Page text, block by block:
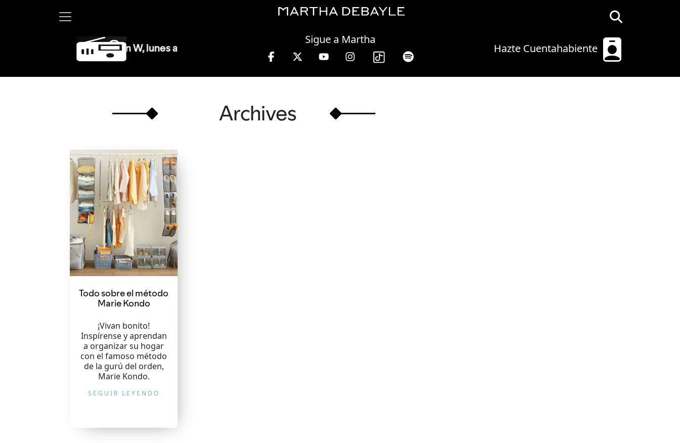
Hazte Cuentahabiente
Sigue a Martha
Martha Debayle en W, lunes a viernes de 10 a 13 hrs.
Archives
Todo sobre el método
Marie Kondo
¡Vivan bonito!
Inspírense y aprendan
a organizar su hogar
con el famoso método
de la gurú del orden,
Marie Kondo.
SEGUIR LEYENDO